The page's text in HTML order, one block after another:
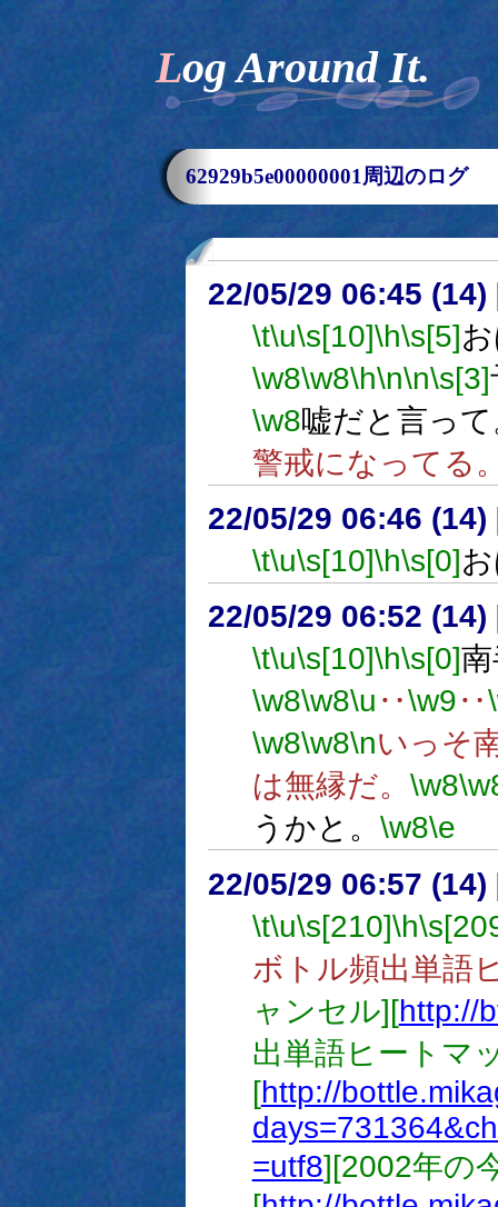
Log Around It.
62929b5e00000001周辺のログ
22/05/29 06:45 (14)
\t\u\s[10]\h\s[5]
\w8\w8\h\n\n\s[3]
\w8嘘だと言っ
警戒になってる
22/05/29 06:46 (14)
\t\u\s[10]\h\s[0]
22/05/29 06:52 (14)
\t\u\s[10]\h\s[0]
\w8\w8\u ‥\w9‥
\w8\w8\nいっそ
は無縁だ。 \w8
うかと。 \w8\e
22/05/29 06:57 (14)
\t\u\s[210]\h
ボトル頻出単語
ャンセル][http://
出単語ヒートマ
[http://
=utf8][2002年の